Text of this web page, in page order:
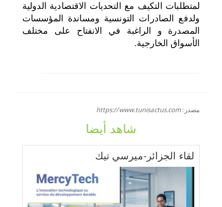
لمتطلبات التكيف مع التحديات الاقتصادية الدولية
ولدفع الصادرات التونسية ومساندة المؤسسات
المصدرة و الراغبة في الانفتاح على مختلف
الأسواق الخارجية.
مصدر:https://www.tunisactus.com
شاهد أيضا
لقاء الجزائر-ميرسي تيك